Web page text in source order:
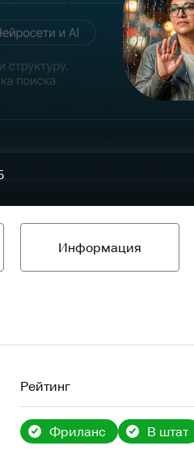
Информация
Рейтинг
Фриланс В штат